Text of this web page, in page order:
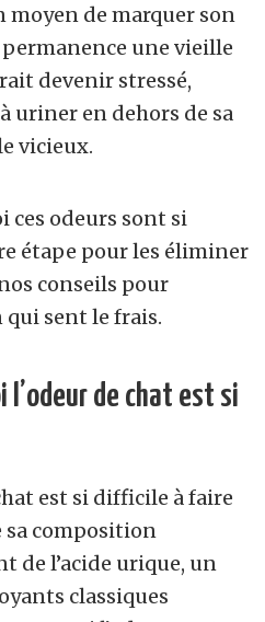
moyen de marquer son
une vieille
devenir stressé,
uriner en dehors de sa
vicieux.
ces odeurs sont si
étape pour les éliminer
conseils pour
sent le frais.
l’odeur de chat est si
est si difficile à faire
sa composition
de l’acide urique, un
classiques